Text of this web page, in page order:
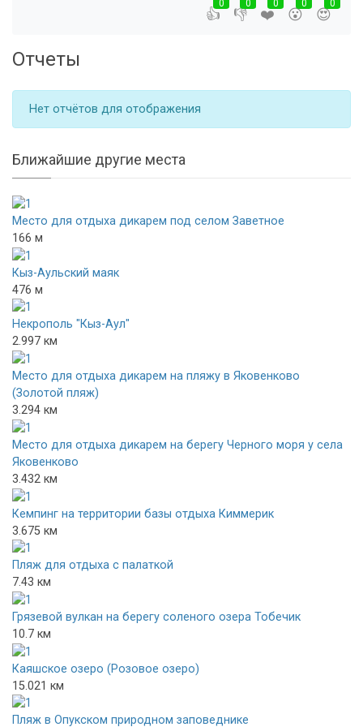
👍
0
👎
0
❤️
0
😮
0
😍
0
Отчеты
Нет отчётов для отображения
Ближайшие другие места
Место для отдыха дикарем под селом Заветное
166 м
Кыз-Аульский маяк
476 м
Некрополь "Кыз-Аул"
2.997 км
Место для отдыха дикарем на пляжу в Яковенково
(Золотой пляж)
3.294 км
Место для отдыха дикарем на берегу Черного моря у села
Яковенково
3.432 км
Кемпинг на территории базы отдыха Киммерик
3.675 км
Пляж для отдыха с палаткой
7.43 км
Грязевой вулкан на берегу соленого озера Тобечик
10.7 км
Каяшское озеро (Розовое озеро)
15.021 км
Пляж в Опукском природном заповеднике